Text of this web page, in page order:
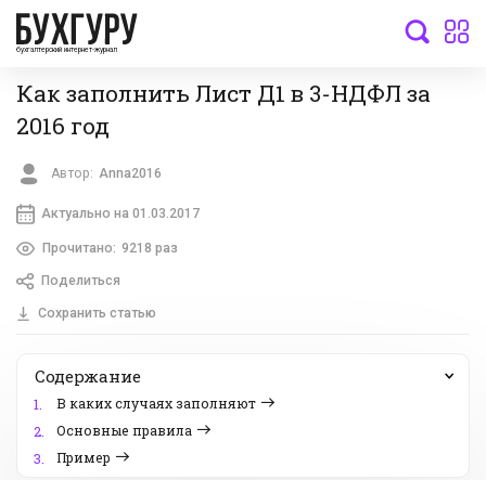
бухгалтерский интернет-журнал
Как заполнить Лист Д1 в 3-НДФЛ за
2016 год
Автор: Anna2016
Актуально на 01.03.2017
Прочитано: 9218 раз
Поделиться
Сохранить статью
Содержание
1.
В каких случаях заполняют
2.
Основные правила
3.
Пример